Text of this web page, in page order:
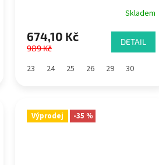
Skladem
674,10 Kč
989 Kč
DETAIL
23 24 25 26 29 30
Výprodej -35 %